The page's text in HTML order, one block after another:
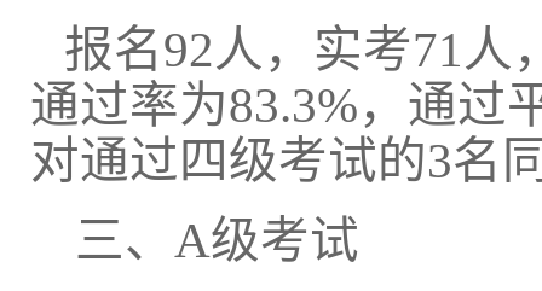
报名92人，实考71人
通过率为83.3%，通过
对通过四级考试的3名
三、 A级考试